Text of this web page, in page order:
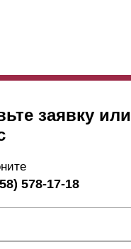
заявку или
578-17-18